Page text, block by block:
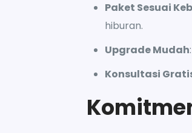
Paket Sesuai
hiburan.
Upgrade Mudah
Konsultasi